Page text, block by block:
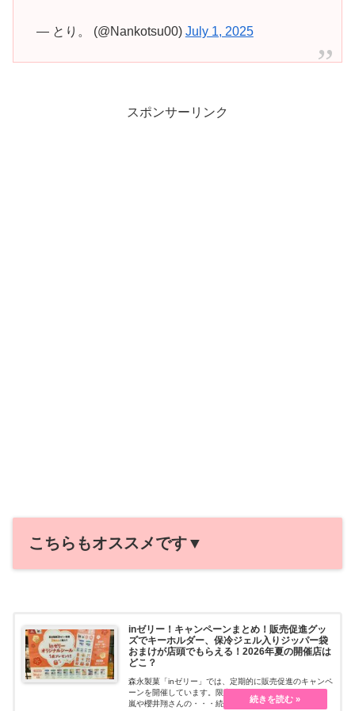
— とり。 (@Nankotsu00) July 1, 2025
スポンサーリンク
こちらもオススメです▼
inゼリー！キャンペーンまとめ！販売促進グッ
ズでキーホルダー、保冷ジェル入りジッパー袋
おまけが店頭でもらえる！2026年夏の開催店は
どこ？
森永製菓「inゼリー」では、定期的に販売促進のキャンペ
ーンを開催しています。限定のノベルティがもらえて、
嵐や櫻井翔さんの・・・続きを読む